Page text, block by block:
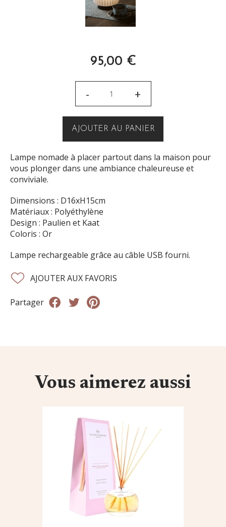
95,00 €
- +
AJOUTER AU PANIER
Lampe nomade à placer partout dans la maison pour
vous plonger dans une ambiance chaleureuse et
conviviale.
Dimensions : D16xH15cm
Matériaux : Polyéthylène
Design : Paulien et Kaat
Coloris : Or
Lampe rechargeable grâce au câble USB fourni.
AJOUTER AUX FAVORIS
Partager
Vous aimerez aussi